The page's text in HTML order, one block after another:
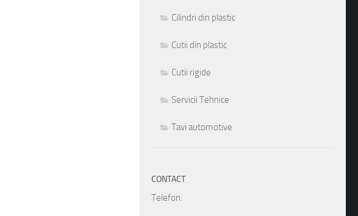
Cilindri din plastic
Cutii din plastic
Cutii rigide
Servicii Tehnice
Tavi automotive
CONTACT
Telefon: